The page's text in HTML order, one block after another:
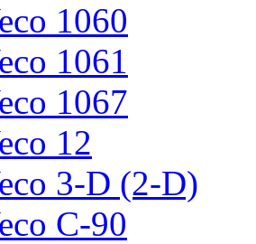
1060
1061
1067
12
3-D (2-D)
C-90